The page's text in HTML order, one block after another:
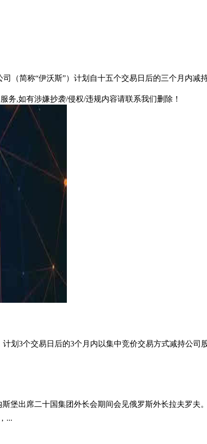
（简称“伊沃斯”）计划自十五个交易日后的三个月内减
务,如有涉嫌抄袭/侵权/违规内容请联系我们删除！
划3个交易日后的3个月内以集中竞价交易方式减持公司
堡出席二十国集团外长会期间会见俄罗斯外长拉夫罗夫
...